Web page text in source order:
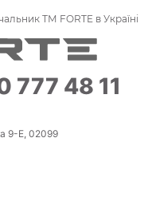
ТМ FORTE в Україні
777 48 11
9-Е, 02099